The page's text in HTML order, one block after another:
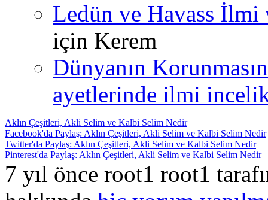
Ledün ve Havass İlmi
için Kerem
Dünyanın
ayetlerinde ilmi
Aklın Çeşitleri, Akli Selim ve Kalbi Selim Nedir
Facebook'da Paylaş: Aklın Çeşitleri, Akli Selim ve Kalbi Selim Nedir
Twitter'da Paylaş: Aklın Çeşitleri, Akli Selim ve Kalbi Selim Nedir
Pinterest'da Paylaş: Aklın Çeşitleri, Akli Selim ve Kalbi Selim Nedir
7 yıl önce root1 root1